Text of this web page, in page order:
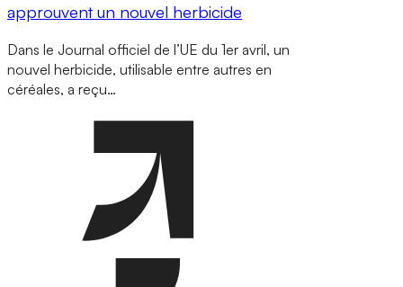
approuvent un nouvel herbicide
Dans le Journal officiel de l’UE du 1er avril, un
nouvel herbicide, utilisable entre autres en
céréales, a reçu…